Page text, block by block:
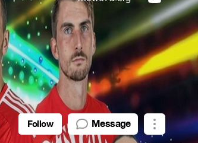
Follow Message